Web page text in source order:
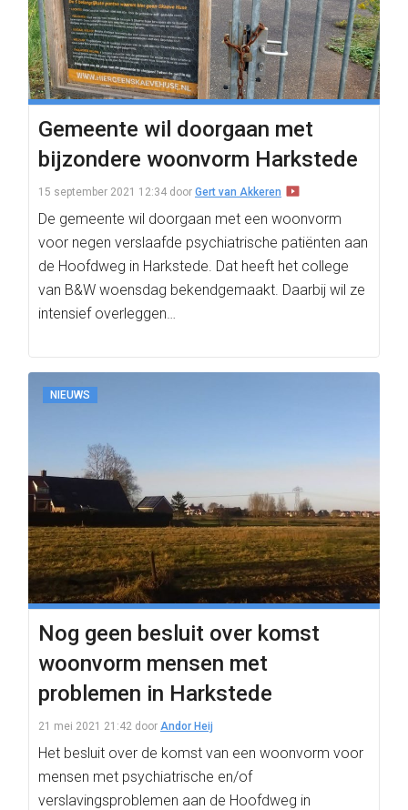
Gemeente wil doorgaan met
bijzondere woonvorm Harkstede
15 september 2021 12:34 door Gert van Akkeren
De gemeente wil doorgaan met een woonvorm
voor negen verslaafde psychiatrische patiënten aan
de Hoofdweg in Harkstede. Dat heeft het college
van B&W woensdag bekendgemaakt. Daarbij wil ze
intensief overleggen…
NIEUWS
Nog geen besluit over komst
woonvorm mensen met
problemen in Harkstede
21 mei 2021 21:42 door Andor Heij
Het besluit over de komst van een woonvorm voor
mensen met psychiatrische en/of
verslavingsproblemen aan de Hoofdweg in